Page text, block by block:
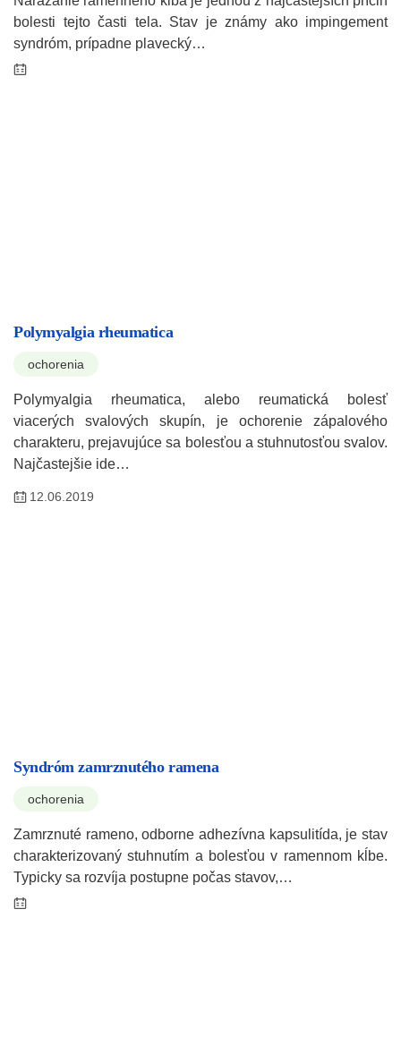
bolesti tejto časti tela. Stav je známy ako impingement
syndróm, prípadne plavecký…
Polymyalgia rheumatica
ochorenia
Polymyalgia rheumatica, alebo reumatická bolesť
viacerých svalových skupín, je ochorenie zápalového
charakteru, prejavujúce sa bolesťou a stuhnutosťou svalov.
Najčastejšie ide…
12.06.2019
Syndróm zamrznutého ramena
ochorenia
Zamrznuté rameno, odborne adhezívna kapsulitída, je stav
charakterizovaný stuhnutím a bolesťou v ramennom kĺbe.
Typicky sa rozvíja postupne počas stavov,…